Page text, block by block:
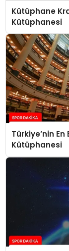
Kütüphane
Kütüphanesi
Türkiye’nin
Kütüphanesi